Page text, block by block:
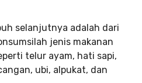
selanjutnya adalah dari
jenis makanan
telur ayam, hati sapi,
ubi, alpukat, dan